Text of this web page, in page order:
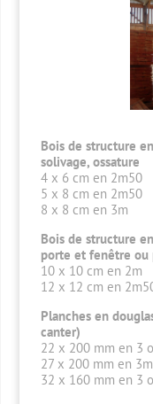
Bois de structure
solivage, ossature
4 x 6 cm en 2m50
5 x 8 cm en 2m50
8 x 8 cm en 3m
Bois de structure
porte et fenêtre ou
10 x 10 cm en 2m
12 x 12 cm en
Planches en
canter)
22 x 200 mm en 3
27 x 200 mm en 3m
32 x 160 mm en 3